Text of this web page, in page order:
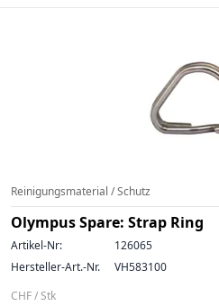
Reinigungsmaterial / Schutz
Olympus Spare: Strap Ring
Artikel-Nr:
126065
Hersteller-Art.-Nr.
VH583100
CHF / Stk